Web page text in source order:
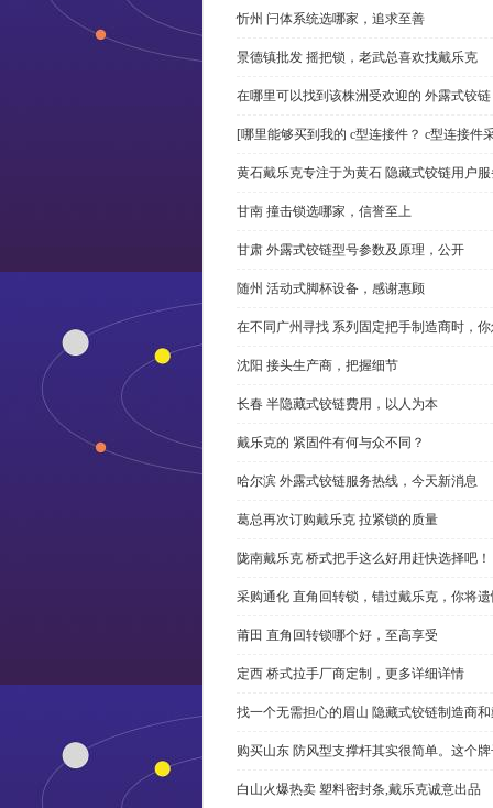
忻州 闩体系统选哪家，追求至善
景德镇批发 摇把锁，老武总喜欢找戴乐克
在哪里可以找到该株洲受欢迎的 外露式铰
[哪里能够买到我的 c型连接件？ c型连接件
黄石戴乐克专注于为黄石 隐藏式铰链用户
甘南 撞击锁选哪家，信誉至上
甘肃 外露式铰链型号参数及原理，公开
随州 活动式脚杯设备，感谢惠顾
在不同广州寻找 系列固定把手制造商时，
沈阳 接头生产商，把握细节
长春 半隐藏式铰链费用，以人为本
戴乐克的 紧固件有何与众不同？
哈尔滨 外露式铰链服务热线，今天新消息
葛总再次订购戴乐克 拉紧锁的质量
陇南戴乐克 桥式把手这么好用赶快选择吧！
采购通化 直角回转锁，错过戴乐克，你将
莆田 直角回转锁哪个好，至高享受
定西 桥式拉手厂商定制，更多详细详情
找一个无需担心的眉山 隐藏式铰链制造商
购买山东 防风型支撑杆其实很简单。这个
白山火爆热卖 塑料密封条,戴乐克诚意出品